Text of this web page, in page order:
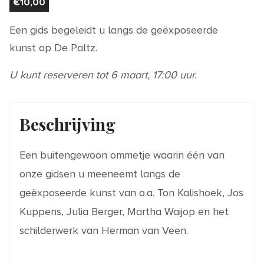
Een gids begeleidt u langs de geëxposeerde
kunst op De Paltz.
U kunt reserveren tot 6 maart, 17:00 uur.
Beschrijving
Een buitengewoon ommetje waarin één van
onze gidsen u meeneemt langs de
geëxposeerde kunst van o.a. Ton Kalishoek, Jos
Kuppens, Julia Berger, Martha Waijop en het
schilderwerk van Herman van Veen.